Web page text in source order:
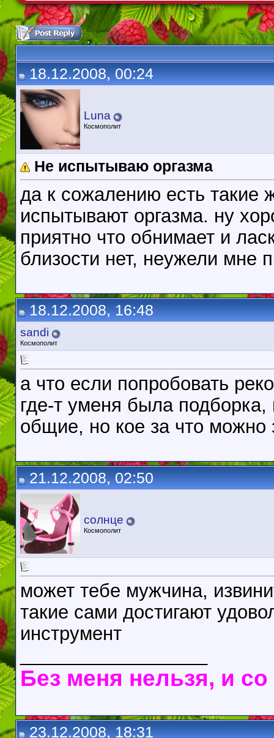
18.12.2008, 00:24
Luna
Космополит
Не испытываю оргазма
да к сожалению есть такие
испытывают оргазма. ну
приятно что обнимает и
близости нет, неужели мне
18.12.2008, 16:48
sandi
Космополит
а что если попробовать
где-т уменя была подборка,
общие, но кое за что можно
21.12.2008, 02:50
солнце
Космополит
может тебе мужчина,
такие сами достигают
инструмент
Без меня нельзя, и
23.12.2008, 18:31